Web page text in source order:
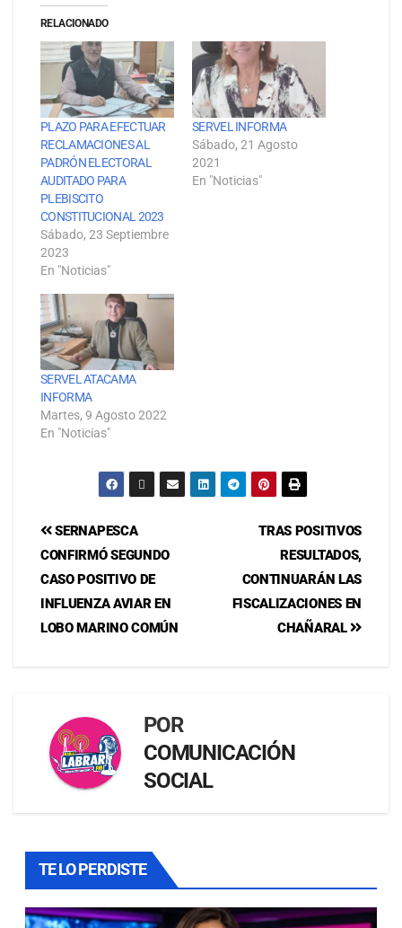
RELACIONADO
PLAZO PARA EFECTUAR
RECLAMACIONES AL
PADRÓN ELECTORAL
AUDITADO PARA
PLEBISCITO
CONSTITUCIONAL 2023
Sábado, 23 Septiembre
2023
En "Noticias"
SERVEL INFORMA
Sábado, 21 Agosto
2021
En "Noticias"
SERVEL ATACAMA
INFORMA
Martes, 9 Agosto 2022
En "Noticias"
TRAS POSITIVOS
RESULTADOS,
CONTINUARÁN LAS
FISCALIZACIONES EN
CHAÑARAL
SERNAPESCA
CONFIRMÓ SEGUNDO
CASO POSITIVO DE
INFLUENZA AVIAR EN
LOBO MARINO COMÚN
POR
COMUNICACIÓN
SOCIAL
TE LO PERDISTE